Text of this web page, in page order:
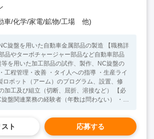
車/化学/家電/鉱物/工場 他)
盤を用いた自動車金属部品の製造 【職務詳
品やターボチャージャー部品など自動車部品
を用いた加工部品の試作、製作、NC旋盤の
工程管理・改善 ・タイ人への指導 ・生産ライ
ロボット（アーム）のプログラム、設置、修
工及び組立（切断、屈折、溶接など） 【必
盤関連業務の経験者（年数は問わない） ・英
の業務経験 ・中国への異動が可能な方（大連
来的にそちらに異動となることもあります）
ト 応募する